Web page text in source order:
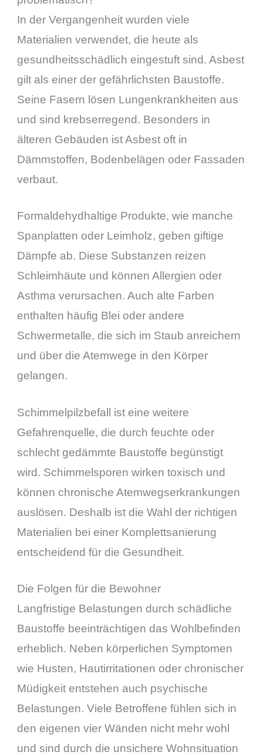
In der Vergangenheit wurden viele
Materialien verwendet, die heute als
gesundheitsschädlich eingestuft sind. Asbest
gilt als einer der gefährlichsten Baustoffe.
Seine Fasern lösen Lungenkrankheiten aus
und sind krebserregend. Besonders in
älteren Gebäuden ist Asbest oft in
Dämmstoffen, Bodenbelägen oder Fassaden
verbaut.
Formaldehydhaltige Produkte, wie manche
Spanplatten oder Leimholz, geben giftige
Dämpfe ab. Diese Substanzen reizen
Schleimhäute und können Allergien oder
Asthma verursachen. Auch alte Farben
enthalten häufig Blei oder andere
Schwermetalle, die sich im Staub anreichern
und über die Atemwege in den Körper
gelangen.
Schimmelpilzbefall ist eine weitere
Gefahrenquelle, die durch feuchte oder
schlecht gedämmte Baustoffe begünstigt
wird. Schimmelsporen wirken toxisch und
können chronische Atemwegserkrankungen
auslösen. Deshalb ist die Wahl der richtigen
Materialien bei einer Komplettsanierung
entscheidend für die Gesundheit.
Die Folgen für die Bewohner
Langfristige Belastungen durch schädliche
Baustoffe beeinträchtigen das Wohlbefinden
erheblich. Neben körperlichen Symptomen
wie Husten, Hautirritationen oder chronischer
Müdigkeit entstehen auch psychische
Belastungen. Viele Betroffene fühlen sich in
den eigenen vier Wänden nicht mehr wohl
und sind durch die unsichere Wohnsituation